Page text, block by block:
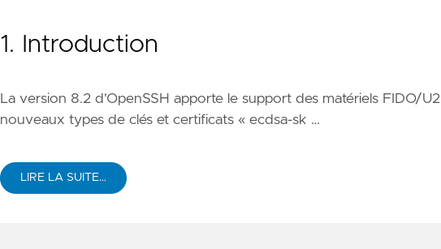
1. Introduction
La version 8.2 d'OpenSSH apporte le support des matériels FIDO/
nouveaux types de clés et certificats « ecdsa-sk …
LIRE LA SUITE…